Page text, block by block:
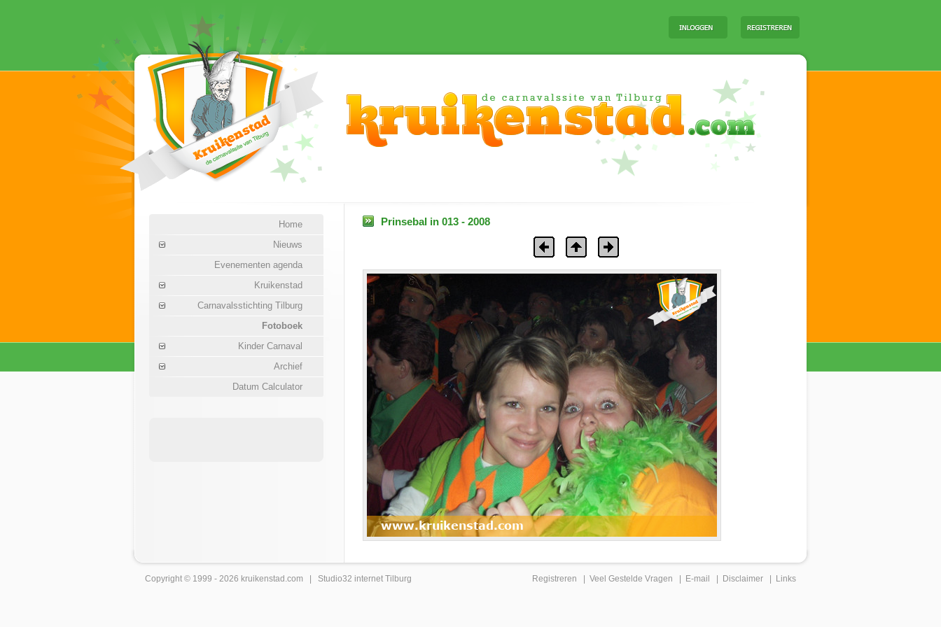
Home
Nieuws
Evenementen agenda
Kruikenstad
Carnavalsstichting Tilburg
Fotoboek
Kinder Carnaval
Archief
Datum Calculator
Prinsebal in 013 - 2008
Copyright © 1999 - 2026 kruikenstad .com | Studio32 internet Tilburg Registreren Veel Gestelde Vragen E-mail Disclaimer Links